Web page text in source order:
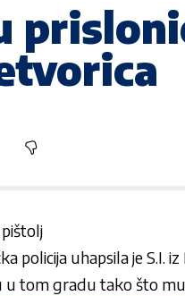
policija uhapsila je S.I.
tom gradu tako što